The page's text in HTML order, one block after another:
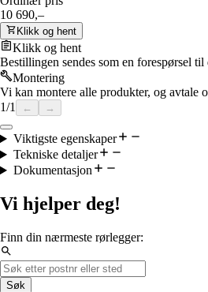
10 690,–
Klikk og hent
Klikk og hent
Bestillingen sendes som en forespørsel
Montering
Vi kan montere alle produkter, og avtale
1/1 ← →
Viktigste egenskaper
Tekniske detaljer
Dokumentasjon
Vi hjelper deg!
Finn din nærmeste rørlegger:
Søk